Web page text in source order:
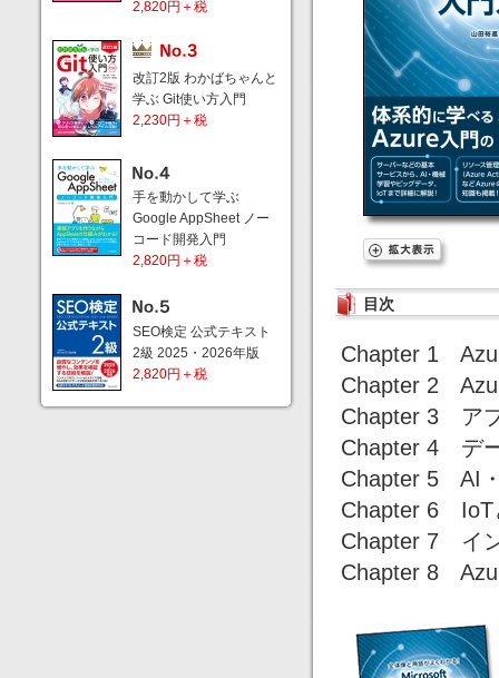
2,820円＋税
改訂2版 わかばちゃんと
学ぶ Git使い方入門
2,230円＋税
手を動かして学ぶ
Google AppSheet ノー
コード開発入門
2,820円＋税
SEO検定 公式テキスト
2級 2025・2026年版
2,820円＋税
目次
Chapter 1
Chapter 2
Chapter 3 ア
Chapter 4 デ
Chapter 5 AI
Chapter 6 IoT
Chapter 7 イ
Chapter 8